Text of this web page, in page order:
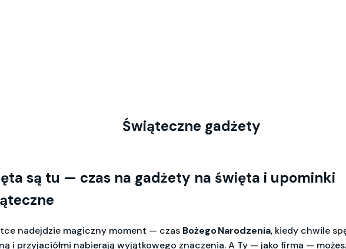
Świąteczne gadżety
są tu — czas na gadżety na święta i upominki
nadejdzie magiczny moment — czas Bożego Narodzenia, kiedy chwile
i przyjaciółmi nabierają wyjątkowego znaczenia. A Ty — jako firma —